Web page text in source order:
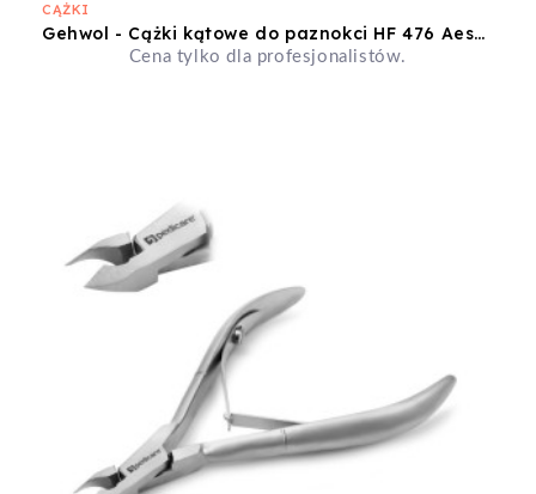
CĄŻKI
Gehwol - Cążki kątowe do paznokci HF 476 Aesculap
Cena tylko dla profesjonalistów.